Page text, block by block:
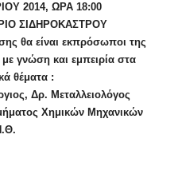
2014, ΩΡΑ 18:00
ΣΙΔΗΡΟΚΑΣΤΡΟΥ
θα είναι εκπρόσωποι της
γνώση και εμπειρία στα
θέματα :
Δρ. Μεταλλειολόγος
Χημικών Μηχανικών